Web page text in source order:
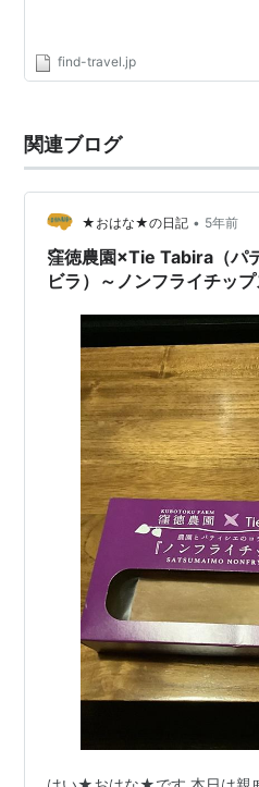
find-travel.jp
関連ブログ
★おはな★の日記 • 5年前
窪徳農園×Tie Tabira（パ
ビラ）～ノンフライチップ